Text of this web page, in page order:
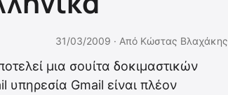
31/03/2009 · Από Κώστας Βλαχάκης
μια σουίτα δοκιμαστικών
Gmail είναι πλέον